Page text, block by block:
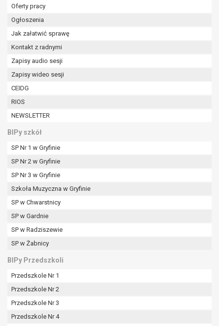
Oferty pracy
Ogłoszenia
Jak załatwić sprawę
Kontakt z radnymi
Zapisy audio sesji
Zapisy wideo sesji
CEIDG
RIOS
NEWSLETTER
BIPy szkół
SP Nr 1 w Gryfinie
SP Nr 2 w Gryfinie
SP Nr 3 w Gryfinie
Szkoła Muzyczna w Gryfinie
SP w Chwarstnicy
SP w Gardnie
SP w Radziszewie
SP w Żabnicy
BIPy Przedszkoli
Przedszkole Nr 1
Przedszkole Nr 2
Przedszkole Nr 3
Przedszkole Nr 4
Prezes Urzędu Ochrony Danych Osobowych.
dobrowolne albo jest wymogiem ustawowym lub
umownym.
Pani/Pana dane nie będą poddawane
tym również profilowaniu.